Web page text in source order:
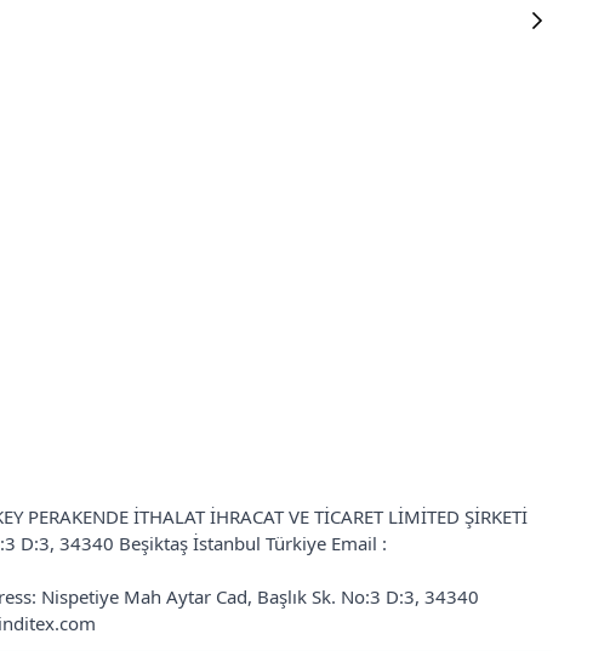
PERAKENDE İTHALAT İHRACAT VE TİCARET LİMİTED ŞİRKETİ
D:3, 34340 Beşiktaş İstanbul Türkiye Email :
Nispetiye Mah Aytar Cad, Başlık Sk. No:3 D:3, 34340